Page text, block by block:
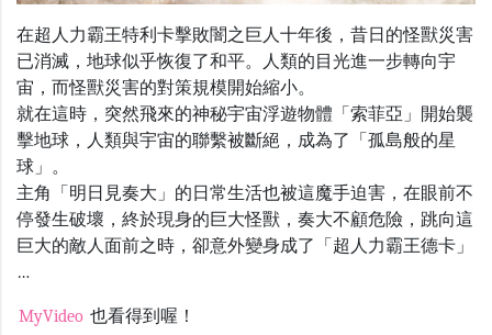
在超人力霸王特利卡擊敗闇之巨人十年後，昔日的怪獸災害
已消滅，地球似乎恢復了和平。人類的目光進一步轉向宇
宙，而怪獸災害的對策規模開始縮小。
就在這時，突然飛來的神秘宇宙浮遊物體「索菲亞」開始襲
擊地球，人類與宇宙的聯繫被斷絕，成為了「孤島般的星
球」。
主角「明日見奏大」的日常生活也被這魔手迫害，在眼前不
停發生破壞，終於現身的巨大怪獸，奏大不顧危險，跳向這
巨大的敵人面前之時，卻意外變身成了「超人力霸王德卡」
…
MyVideo 也看得到喔！